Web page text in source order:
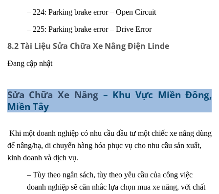
– 224: Parking brake error – Open Circuit
– 225: Parking brake error – Drive Error
8.2 Tài Liệu Sửa Chữa Xe Nâng Điện Linde
Đang cập nhật
Sửa Chữa Xe Nâng– Khu Vực Miền Đông,
Miền Tây
Khi một doanh nghiệp có nhu cầu đầu tư một chiếc xe nâng dùng
để nâng/hạ, di chuyển hàng hóa phục vụ cho nhu cầu sản xuất,
kinh doanh và dịch vụ.
– Tùy theo ngân sách, tùy theo yêu cầu của công việc
doanh nghiệp sẽ cân nhắc lựa chọn mua xe nâng, với chất